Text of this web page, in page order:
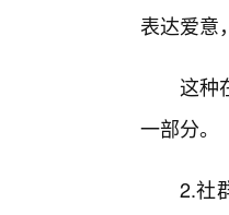
表达爱意
这种
一部分。
2.社